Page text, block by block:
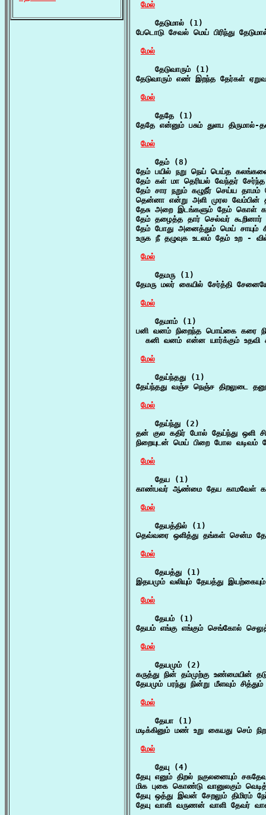
மேல்
    தேடுமால் (1)
பேடொடு சேவல் மெய் பிரிந்து
மேல்
    தேடுவாரும் (1)
தேடுவாரும் எண் இறந்த தேர்கள்
மேல்
    தேதே (1)
தேதே என்னும் பசும் துளப
மேல்
    தேம் (8)
தேம் பயில் நறு நெய் பெய்த
தேம் கள் மா தெரியல் வேந்தர்
தேம் சார நறும் கழுநீர் செய்ய
தென்னா என்று அளி முரல வேம்பின்
தேசு அறை இடங்களும் தேம் கொள்
தேம் தழைத்த தார் செல்வர் கூறினார்
தேம் போது அனைத்தும் மெய் சாயும்
உருக நீ தழுவுக உடலம் தேம் உற -
மேல்
    தேமரு (1)
தேமரு மலர் கையில் சேர்த்தி
மேல்
    தேமாம் (1)
பனி வனம் நிறைந்த பொய்கை கரை
கனி வனம் என்ன யார்க்கும் உதவி
மேல்
    தேய்ந்தது (1)
தேய்ந்தது வஞ்ச நெஞ்ச திறலுடை
மேல்
    தேய்ந்து (2)
தன் குல கதிர் போல் தேய்ந்து ஒளி
நிறையுடன் மெய் பிறை போல வடிவம்
மேல்
    தேய (1)
காண்பவர் ஆண்மை தேய காமவேள்
மேல்
    தேயத்தில் (1)
தெவ்வரை ஒளித்து தங்கள் சென்ம
மேல்
    தேயத்து (1)
இதயமும் வலியும் தேயத்து
மேல்
    தேயம் (1)
தேயம் எங்கு எங்கும் செங்கோல்
மேல்
    தேயமும் (2)
கருத்து நின் தம்முற்கு உண்மையின்
தேயமும் பரந்து நின்று மீளவும்
மேல்
    தேயா (1)
மடிக்கினும் மண் உறு கையது செம்
மேல்
    தேயு (4)
தேயு எனும் திறல் நகுலனையும்
மிக புகை கொண்டு வானுலகும்
தேயு ஒத்து இவன் சேறலும் திமிரம்
தேயு வாளி வருணன் வாளி தேவர்